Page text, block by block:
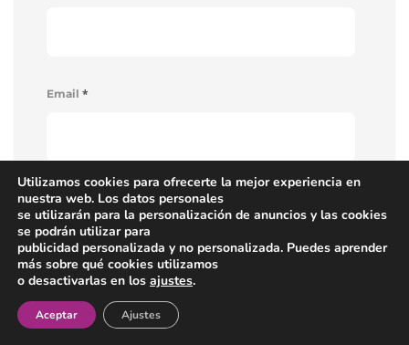
Email *
Website *
La siguiente información sobre protección
de datos debe leerse y aceptarse:
¡Newsletter!
Utilizamos cookies para ofrecerte la mejor experiencia en
nuestra web. Los datos personales
se utilizarán para la personalización de anuncios y las cookies
se podrán utilizar para
publicidad personalizada y no personalizada. Puedes aprender
más sobre qué cookies utilizamos
o desactivarlas en los ajustes.
Aceptar Ajustes